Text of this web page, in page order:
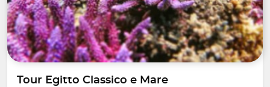
Tour Egitto Classico e Mare